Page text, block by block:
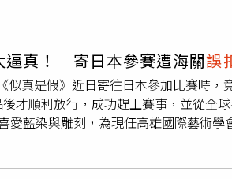
逼真！ 寄日本參賽遭海關誤
似真是假》近日寄往日本參加比賽時
才順利放行，成功趕上賽事，並從全
愛藍染與雕刻，為現任高雄國際藝術
獲新生的想法，決定投入創作，拜劉
作物特別有感，他從葉片創作起步，